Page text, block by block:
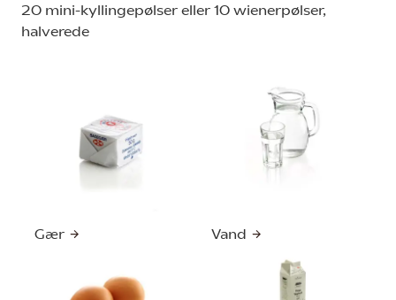
20 mini-kyllingepølser eller 10 wienerpølser,
halverede
Gær Vand